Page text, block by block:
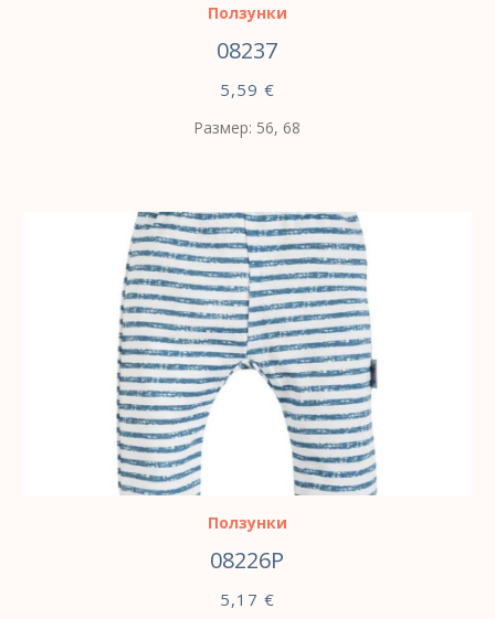
Ползунки
08237
5,59 €
Размер: 56, 68
ВЫБЕРИТЕ ПАРАМЕТРЫ
Ползунки
08226P
5,17 €